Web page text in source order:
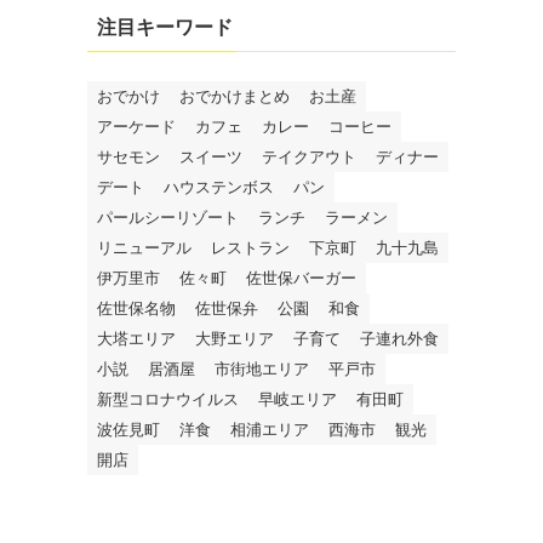
注目キーワード
おでかけ おでかけまとめ
お土産
アーケード
カフェ カレー
コーヒー
サセモン
スイーツ テイクアウト
ディナー
デート
ハウステンボス
パン
パールシーリゾート
ランチ
ラーメン
リニューアル
レストラン 下京町
九十九島
伊万里市
佐々町
佐世保バーガー
佐世保名物
佐世保弁 公園
和食
大塔エリア
大野エリア 子育て
子連れ外食
小説
居酒屋 市街地エリア
平戸市
新型コロナウイルス
早岐エリア
有田町
波佐見町
洋食 相浦エリア 西海市
観光
開店